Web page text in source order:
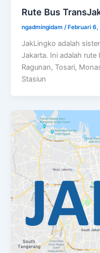
Rute Bus
ngadmingidam/ Februari 6,
JakLingko adalah
Jakarta. Ini adalah
Ragunan, Tosari,
Stasiun